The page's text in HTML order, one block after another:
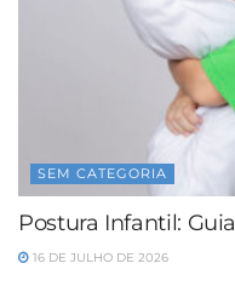
SEM CATEGORIA
Postura Infantil:
16 DE JULHO DE 2026